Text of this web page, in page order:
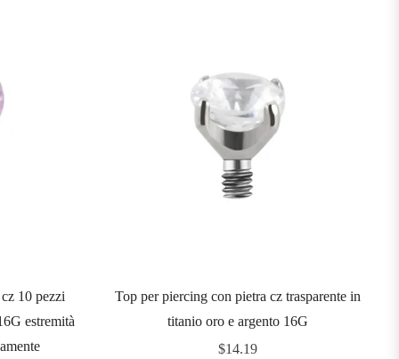
10 pezzi
estremità
Top per piercing con pietra cz trasparente in
titanio oro e argento 16G
Prezzo
$14.19